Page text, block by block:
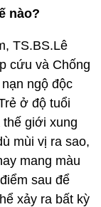
nào?
TS.BS.Lê
cứu và Chống
ngộ độc
ở độ tuổi
thế giới xung
mùi vị ra sao,
mang màu
sau để
xảy ra bất kỳ